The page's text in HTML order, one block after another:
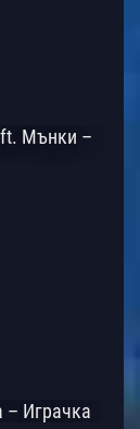
Мънки –
Играчка